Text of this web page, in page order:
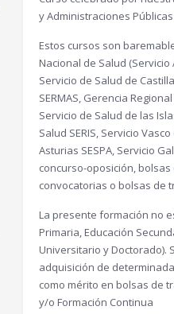
y Administraciones
Estos cursos son
Nacional de Salud (Servicio
Servicio de Salud de
SERMAS, Gerencia
Servicio de Salud de las
Salud SERIS, Servicio
Asturias SESPA, Servicio
concurso-oposición,
convocatorias o bolsas de
La presente formación no
Primaria, Educación
Universitario y Doctorado).
adquisición de
como mérito en bolsas de
y/o Formación Continua